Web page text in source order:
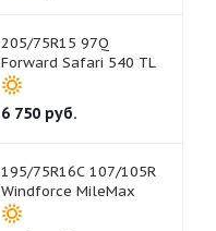
205/75R15 97Q
Forward Safari 540 TL
6 750руб.
195/75R16C 107/105R
Windforce MileMax